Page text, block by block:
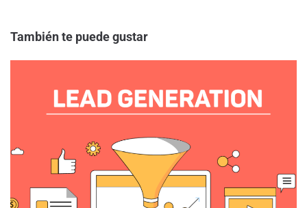
También te puede gustar